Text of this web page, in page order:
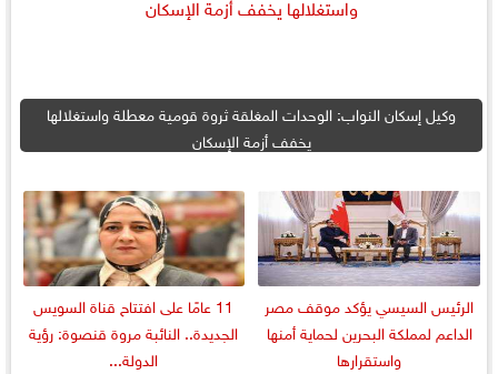
وكيل إسكان النواب: الوحدات المغلقة ثروة قومية معطلة واستغلالها
يخفف أزمة الإسكان
الرئيس السيسي يؤكد موقف مصر
الداعم لمملكة البحرين لحماية أمنها
واستقرارها
11 عامًا على افتتاح قناة السويس
الجديدة.. النائبة مروة قنصوة: رؤية
الدولة...